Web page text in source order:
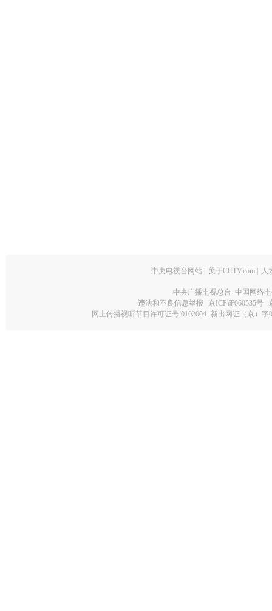
中央电视台网站 关于CCTV.com 人
中央广播电视总台 中国网络
违法和不良信息举报
京ICP证060535号
网上传播视听节目许可证号 0102004 新出网证（京）